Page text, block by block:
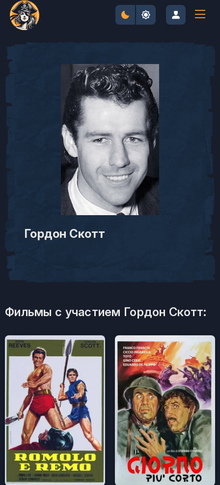
Гордон Скотт
Фильмы с участием Гордон Скотт: